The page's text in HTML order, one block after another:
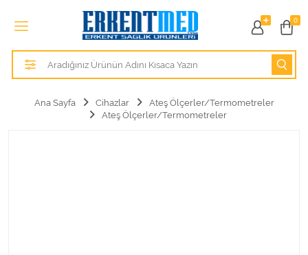
0
Tüm Kategoriler
Alezler
Anne ve Bebek Sağlığı
Ana Sayfa Cihazlar
Ateş Ölçerler/Termometreler
Ateş Ölçerler/Termometreler